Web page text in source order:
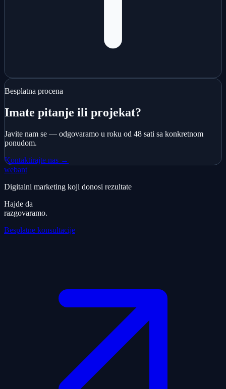
Besplatna procena
Imate pitanje ili projekat?
Javite nam se — odgovaramo u roku od 48 sati sa konkretnom
ponudom.
Kontaktirajte nas →
webant
Digitalni marketing koji donosi rezultate
Hajde da
razgovaramo.
Besplatne konsultacije